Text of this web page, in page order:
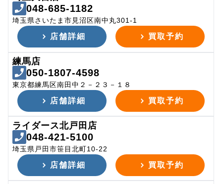
048-685-1182
埼玉県さいたま市見沼区南中丸301-1
店舗詳細 買取予約
練馬店
050-1807-4598
東京都練馬区南田中２－２３－１８
店舗詳細 買取予約
ライダース北戸田店
048-421-5100
埼玉県戸田市笹目北町10-22
店舗詳細 買取予約